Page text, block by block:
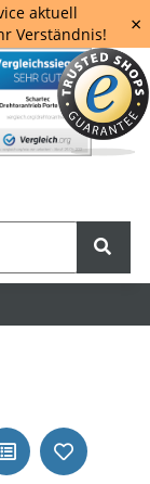
aktuell
Verständnis!
×